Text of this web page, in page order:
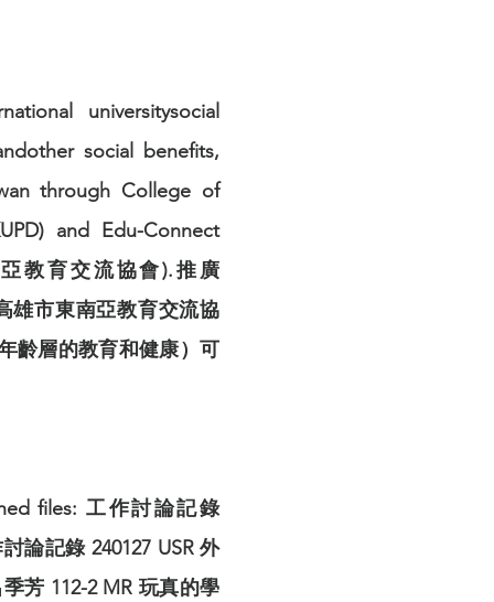
universitysocial
social benefits,
through College of
and Edu-Connect
亞教育交流協會).推廣
雄市東南亞教育交流協
齡層的教育和健康）可
files: 工作討論記錄
論記錄 240127 USR 外
芳 112-2 MR 玩真的學